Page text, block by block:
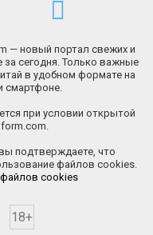
— новый портал свежих и
за сегодня. Только важные
в удобном формате на
смартфоне.
при условии открытой
подтверждаете, что
файлов cookies.
cookies
18+